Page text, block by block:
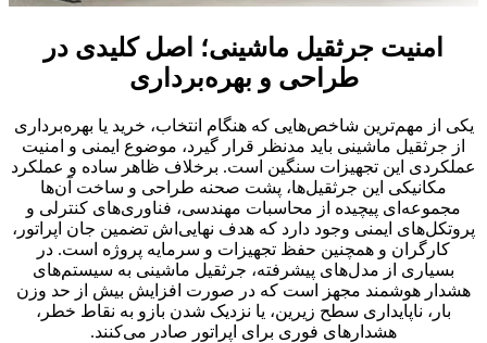
امنیت جرثقیل ماشینی؛ اصل کلیدی در
طراحی و بهره‌برداری
یکی از مهم‌ترین شاخص‌هایی که هنگام انتخاب، خرید یا بهره‌برداری
از جرثقیل ماشینی باید مدنظر قرار گیرد، موضوع ایمنی و امنیت
عملکردی این تجهیزات سنگین است. برخلاف ظاهر ساده و عملکرد
مکانیکی این جرثقیل‌ها، پشت صحنه طراحی و ساخت آن‌ها
مجموعه‌ای پیچیده از محاسبات مهندسی، فناوری‌های کنترلی و
پروتکل‌های ایمنی وجود دارد که هدف نهایی‌اش تضمین جان اپراتور،
کارگران و همچنین حفظ تجهیزات و سرمایه پروژه است. در
بسیاری از مدل‌های پیشرفته، جرثقیل ماشینی به سیستم‌های
هشدار هوشمند مجهز است که در صورت افزایش بیش از حد وزن
بار، ناپایداری سطح زیرین، یا نزدیک شدن بازو به نقاط خطر،
هشدارهای فوری برای اپراتور صادر می‌کنند.